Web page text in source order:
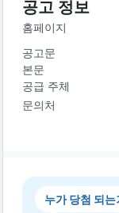
공고 정보
홈페이지
공고문
본문
공급 주체
문의처
누가 당첨 되는